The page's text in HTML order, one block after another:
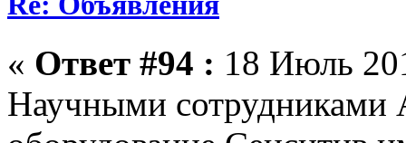
« Ответ #94 : 18 Июль
Научными